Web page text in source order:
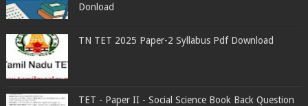
Donload
TN TET 2025 Paper-2 Syllabus Pdf Download
TET - Paper II - Social Science Book Back Question